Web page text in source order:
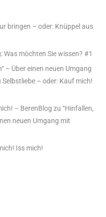
bringen – oder: Knüppel aus
möchten Sie wissen? #1
– Über einen neuen Umgang
Selbstliebe – oder: Kauf mich!
– BerenBlog zu “Hinfallen,
neuen Umgang mit
Iss mich!